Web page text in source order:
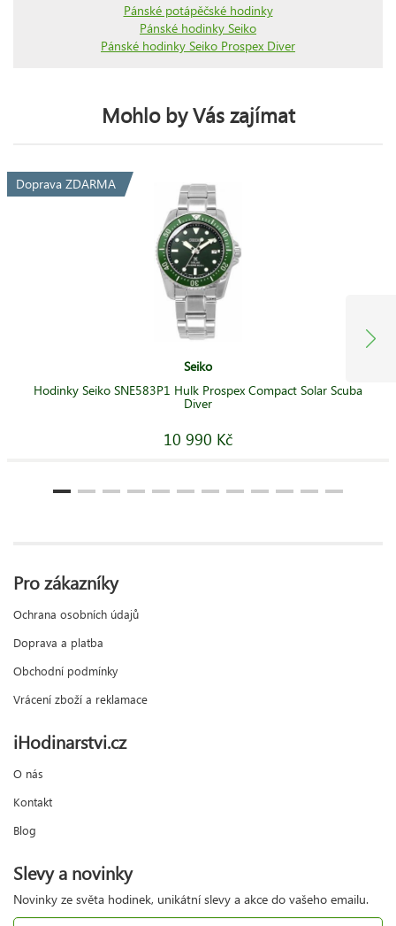
Pánské potápěčské hodinky
Pánské hodinky Seiko
Pánské hodinky Seiko Prospex Diver
Mohlo by Vás zajímat
Doprava ZDARMA
Seiko
Hodinky Seiko SNE583P1 Hulk Prospex Compact Solar Scuba
Diver
10 990 Kč
Pro zákazníky
Ochrana osobních údajů
Doprava a platba
Obchodní podmínky
Vrácení zboží a reklamace
iHodinarstvi.cz
O nás
Kontakt
Blog
Slevy a novinky
Novinky ze světa hodinek, unikátní slevy a akce do vašeho emailu.